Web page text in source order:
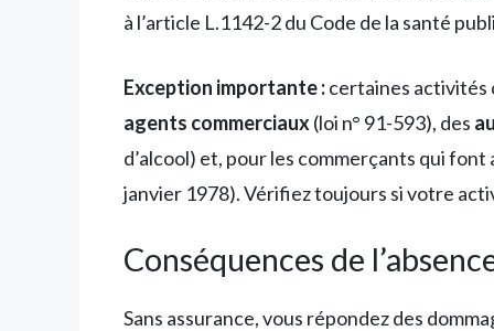
à l’article L.1142-2 du Code de la santé
Exception importante :certaines activités
agents commerciaux(loi n° 91-593), des
d’alcool) et, pour les commerçants qui
janvier 1978). Vérifiez toujours si votre
Conséquences de
Sans assurance, vous répondez des